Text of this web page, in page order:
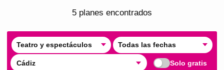
5 planes encontrados
Teatro y espectáculos Todas las fechas
Cádiz Solo gratis